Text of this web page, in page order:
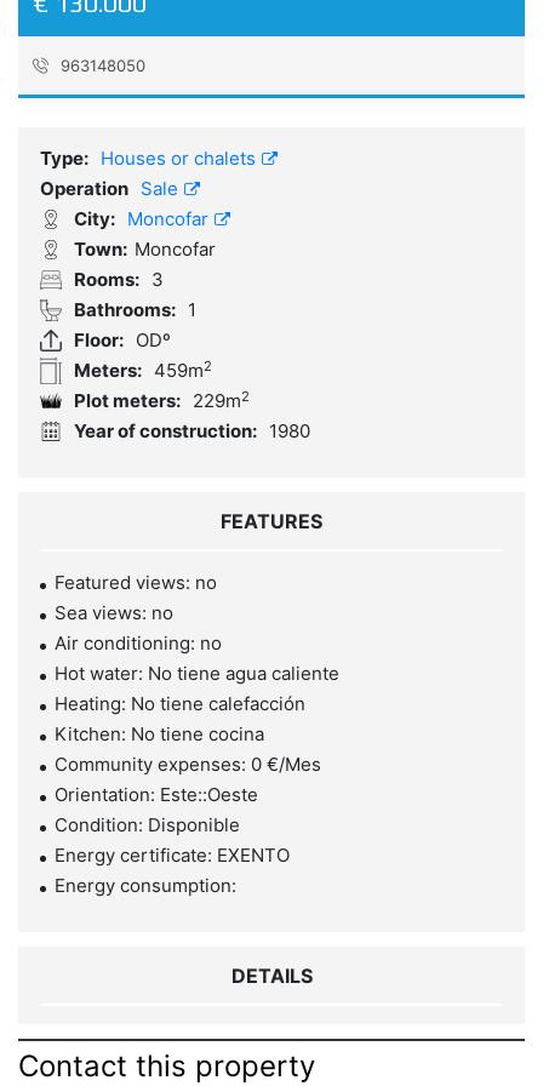
963148050
Type: Houses or chalets
Operation Sale
City: Moncofar
Town: Moncofar
Rooms: 3
Bathrooms: 1
Floor: ODº
Meters: 459m2
Plot meters: 229m2
Year of construction: 1980
FEATURES
Featured views: no
Sea views: no
Air conditioning: no
Hot water: No tiene agua caliente
Heating: No tiene calefacción
Kitchen: No tiene cocina
Community expenses: 0 €/Mes
Orientation: Este::Oeste
Condition: Disponible
Energy certificate: EXENTO
Energy consumption:
DETAILS
Contact this property